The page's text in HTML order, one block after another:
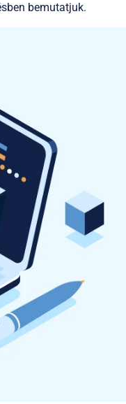
bemutatjuk.